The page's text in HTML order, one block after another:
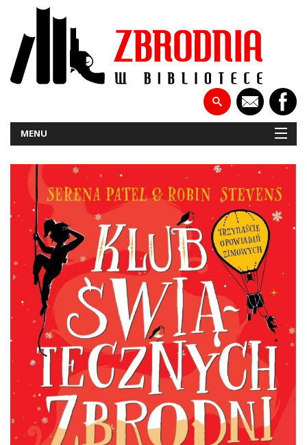
MENU
NOWOŚCI
PATRONATY
WYWIADY
RECENZJE
DO CZYTANIA
NA EKRANIE
KONTAKT